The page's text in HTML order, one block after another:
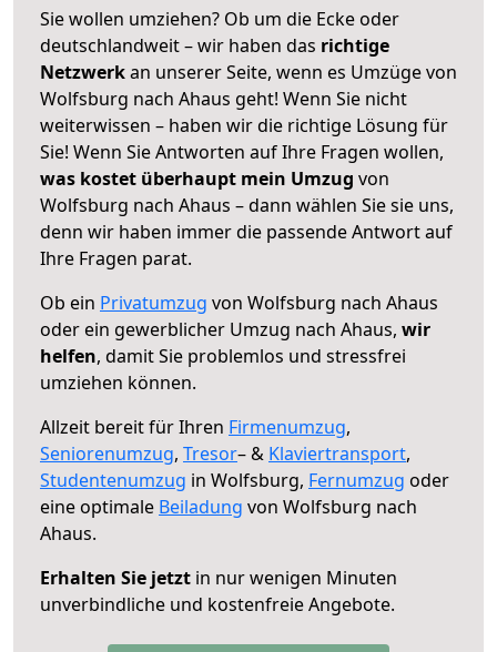
Sie wollen umziehen? Ob um die Ecke oder
deutschlandweit – wir haben das richtige
Netzwerkan unserer Seite, wenn es Umzüge von
Wolfsburg nach Ahaus geht! Wenn Sie nicht
weiterwissen – haben wir die richtige Lösung für
Sie! Wenn Sie Antworten auf Ihre Fragen wollen,
was kostet überhaupt mein Umzug von
Wolfsburg nach Ahaus – dann wählen Sie sie uns,
denn wir haben immer die passende Antwort auf
Ihre Fragen parat.
Ob ein Privatumzug von Wolfsburg nach Ahaus
oder ein gewerblicher Umzug nach Ahaus, wir
helfen, damit Sie problemlos und stressfrei
umziehen können.
Allzeit bereit für Ihren Firmenumzug,
Seniorenumzug, Tresor– & Klaviertransport,
Studentenumzug in Wolfsburg, Fernumzug oder
eine optimale Beiladung von Wolfsburg nach
Ahaus.
Erhalten Sie jetzt in nur wenigen Minuten
unverbindliche und kostenfreie Angebote.